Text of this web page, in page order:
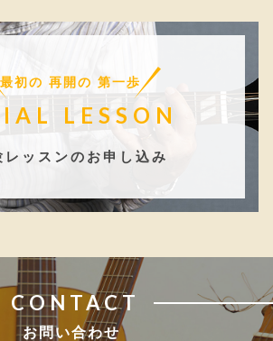
初の 再開の 第一歩
LESSON
レッスンのお申し込み
CONTACT
お問い合わせ